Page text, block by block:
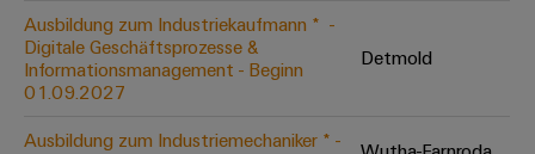
Maschinenbau
Lösungen
für
verschiedene
Lösungen
IIoT
&
Automation
Feldbusverteiler
Automatisierung
Technische
Produktkataloge
Reparatur
und
IIoT
and
Partner
Aktuelle
Termine
Workshops
Ausbildung zum Industriekaufmann * ​ -
Digitale Geschäftsprozesse &
Informationsmanagement - Beginn
01.09.2027
Detmold
Ausbildung zum Industriemechaniker * -